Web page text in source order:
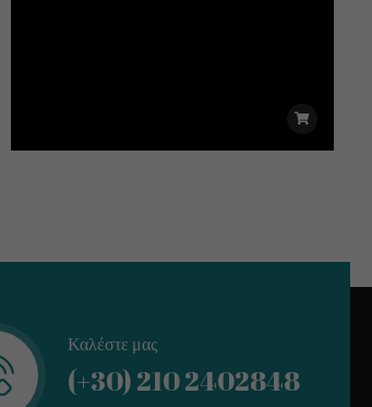
Καλέστε μας
(+30) 210 2402848